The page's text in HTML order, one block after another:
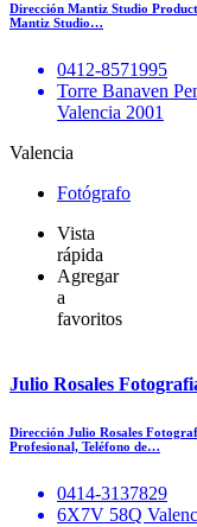
Dirección Mantiz Studio
Mantiz Studio…
0412-8571995
Torre Banaven
Valencia 2001
Valencia
Fotógrafo
Vista
rápida
Agregar
a
favoritos
Julio Rosales
Dirección Julio Rosales
Profesional, Teléfono de…
0414-3137829
6X7V 58Q